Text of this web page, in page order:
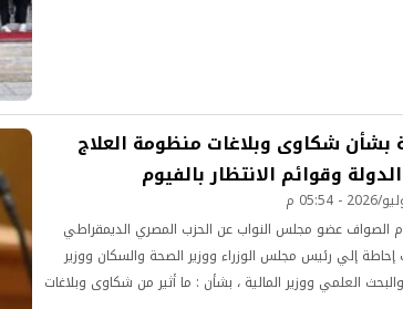
شكاوى وبلاغات منظومة العلاج
وقوائم الانتظار بالفيوم
الصواف عضو مجلس النواب عن الحزب المصري الديمقراطي
إحاطة إلي رئيس مجلس الوزراء ووزير الصحة والسكان ووزير
العلمي ووزير المالية ، بشأن : ما أثير من شكاوى وبلاغات